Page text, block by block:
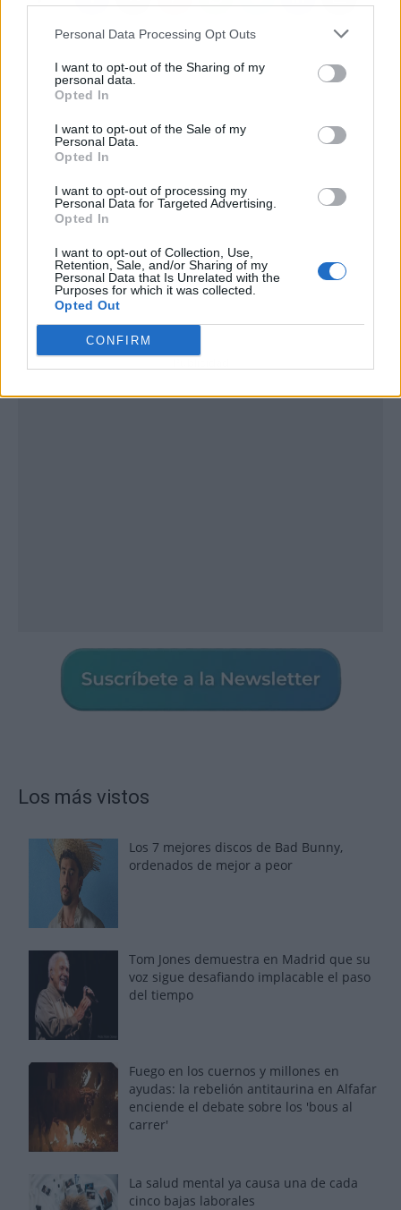
Personal Data Processing Opt Outs
I want to opt-out of the Sharing of my
personal data.
Opted In
I want to opt-out of the Sale of my
Personal Data.
Opted In
I want to opt-out of processing my
Personal Data for Targeted Advertising.
Opted In
I want to opt-out of Collection, Use,
Retention, Sale, and/or Sharing of my
Personal Data that Is Unrelated with the
Purposes for which it was collected.
Opted Out
CONFIRM
Los más vistos
Los 7 mejores discos de Bad Bunny,
ordenados de mejor a peor
Tom Jones demuestra en Madrid que su
voz sigue desafiando implacable el paso
del tiempo
Fuego en los cuernos y millones en
ayudas: la rebelión antitaurina en Alfafar
enciende el debate sobre los 'bous al
carrer'
La salud mental ya causa una de cada
cinco bajas laborales